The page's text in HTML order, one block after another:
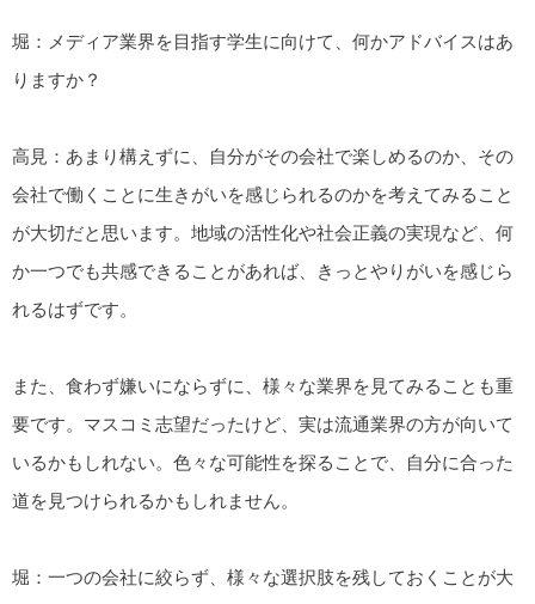
堀：メディア業界を目指す学生に向けて、何かアドバイスはあ
りますか？
高見：あまり構えずに、自分がその会社で楽しめるのか、その
会社で働くことに生きがいを感じられるのかを考えてみること
が大切だと思います。地域の活性化や社会正義の実現など、何
か一つでも共感できることがあれば、きっとやりがいを感じら
れるはずです。
また、食わず嫌いにならずに、様々な業界を見てみることも重
要です。マスコミ志望だったけど、実は流通業界の方が向いて
いるかもしれない。色々な可能性を探ることで、自分に合った
道を見つけられるかもしれません。
堀：一つの会社に絞らず、様々な選択肢を残しておくことが大